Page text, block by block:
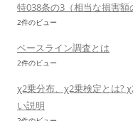
特038条の3（相当な損害額
2件のビュー
ベースライン調査とは
2件のビュー
χ2乗分布、χ2乗検定とは?
い説明